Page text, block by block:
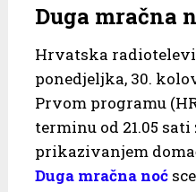
Duga mračna
Hrvatska
ponedjeljka, 30.
Prvom programu
terminu od 21.05
prikazivanjem
Duga mračna noć